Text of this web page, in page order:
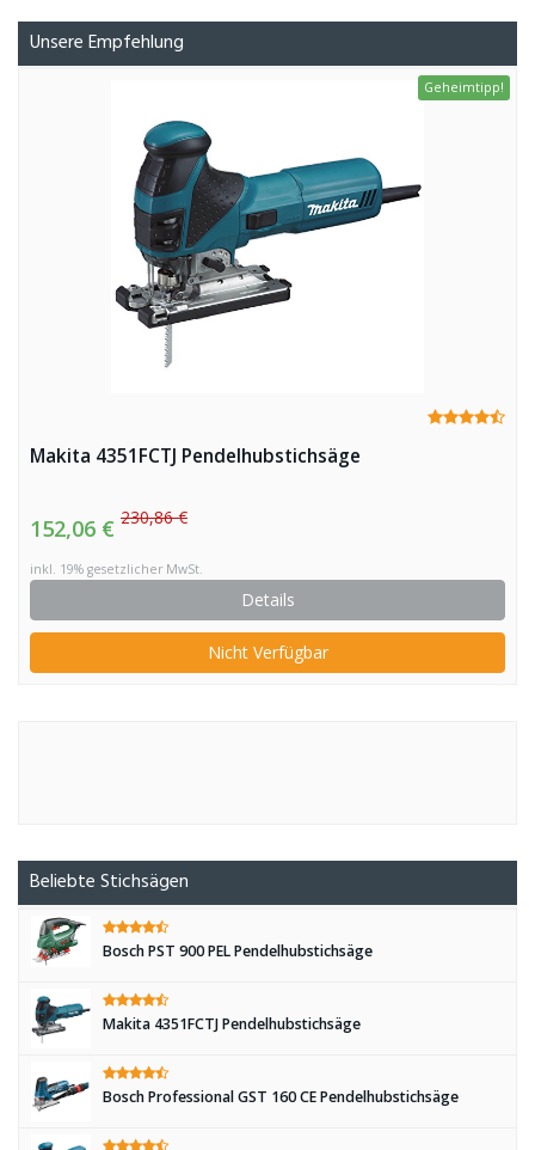
Unsere Empfehlung
Geheimtipp!
Makita 4351FCTJ Pendelhubstichsäge
152,06 € 230,86 €
inkl. 19% gesetzlicher MwSt.
Details
Nicht Verfügbar
Beliebte Stichsägen
Bosch PST 900 PEL Pendelhubstichsäge
Makita 4351FCTJ Pendelhubstichsäge
Bosch Professional GST 160 CE Pendelhubstichsäge